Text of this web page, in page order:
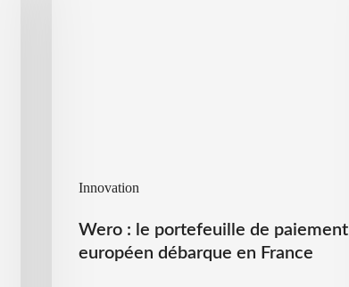
Innovation
Wero : le portefeuille de paiement
européen débarque en France